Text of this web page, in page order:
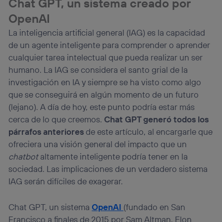
OpenAI
La inteligencia artificial general (IAG) es la capacidad
de un agente inteligente para comprender o aprender
cualquier tarea intelectual que pueda realizar un ser
humano. La IAG se considera el santo grial de la
investigación en IA y siempre se ha visto como algo
que se conseguirá en algún momento de un futuro
(lejano). A día de hoy, este punto podría estar más
cerca de lo que creemos. Chat GPT generó todos los
párrafos anterioresde este artículo, al encargarle que
ofreciera una visión general del impacto que un
chatbotaltamente inteligente podría tener en la
sociedad. Las implicaciones de un verdadero sistema
IAG serán difíciles de exagerar.
Chat GPT, un sistemaOpenAI (fundado en San
Francisco a finales de 2015 por Sam Altman, Elon